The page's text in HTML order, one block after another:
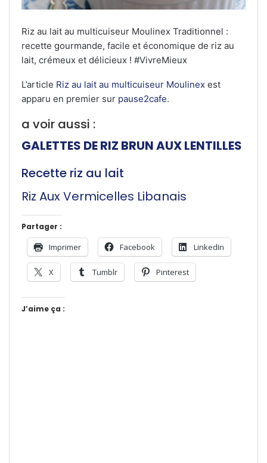
Riz au lait au multicuiseur Moulinex Traditionnel :
recette gourmande, facile et économique de riz au
lait, crémeux et délicieux ! #VivreMieux
L’article Riz au lait au multicuiseur Moulinex est
apparu en premier sur pause2cafe.
a voir aussi :
GALETTES DE RIZ BRUN AUX LENTILLES
Recette riz au lait
Riz Aux Vermicelles Libanais
Partager :
Imprimer Facebook LinkedIn
X Tumblr Pinterest
J’aime ça :